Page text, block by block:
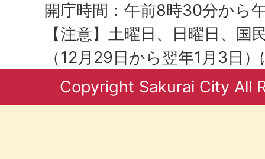
開庁時間：午前8時30分から
【注意】土曜日、日曜日、国
（12月29日から翌年1月3日
Copyright Sakurai City All